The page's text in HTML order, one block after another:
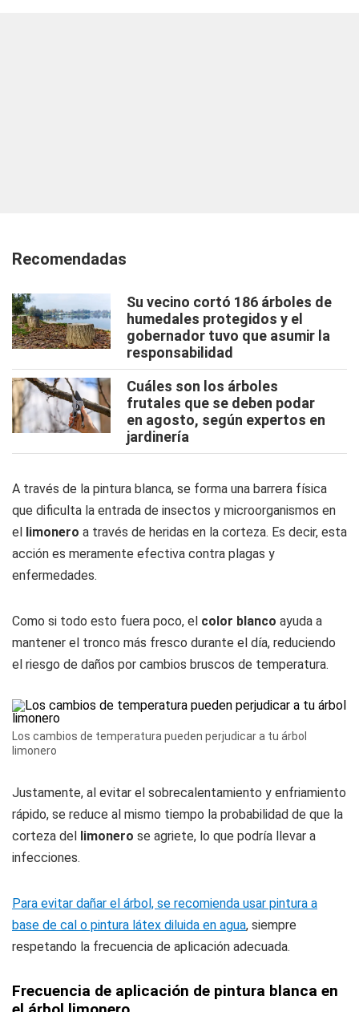
Recomendadas
Su vecino cortó 186 árboles de
humedales protegidos y el
gobernador tuvo que asumir la
responsabilidad
Cuáles son los árboles
frutales que se deben podar
en agosto, según expertos en
jardinería
A través de la pintura blanca, se forma una barrera física
que dificulta la entrada de insectos y microorganismos en
el limonero a través de heridas en la corteza. Es decir, esta
acción es meramente efectiva contra plagas y
enfermedades.
Como si todo esto fuera poco, el color blanco ayuda a
mantener el tronco más fresco durante el día, reduciendo
el riesgo de daños por cambios bruscos de temperatura.
Los cambios de temperatura pueden perjudicar a tu árbol
limonero
Justamente, al evitar el sobrecalentamiento y enfriamiento
rápido, se reduce al mismo tiempo la probabilidad de que la
corteza del limonero se agriete, lo que podría llevar a
infecciones.
Para evitar dañar el árbol, se recomienda usar pintura a
base de cal o pintura látex diluida en agua, siempre
respetando la frecuencia de aplicación adecuada.
Frecuencia de aplicación de pintura blanca en